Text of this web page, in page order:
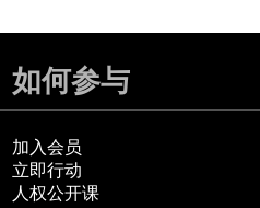
如何参与
加入会员
立即行动
人权公开课